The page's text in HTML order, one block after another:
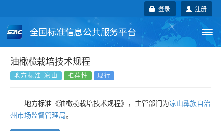
注册
登录
全国标准信息公共服务平台
国家标准
国外标准 技术委员会
油橄榄栽培技术规程
地方标准-凉山 推荐性 现行
地方标准《油橄榄栽培技术规程》，主管部门为凉山彝族自治
州市场监督管理局。